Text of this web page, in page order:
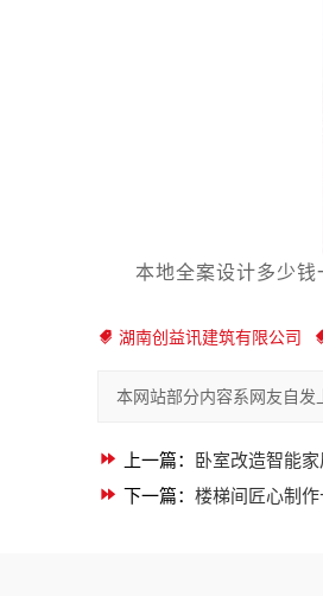
本地全案设计多少
湖南创益讯建筑有限公司
本网站部分内容系网友自
上一篇：
卧室改造智能
下一篇： 楼梯间匠心制